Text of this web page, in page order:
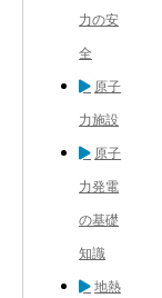
力の安
全
原子
力施設
原子
力発電
の基礎
知識
地熱